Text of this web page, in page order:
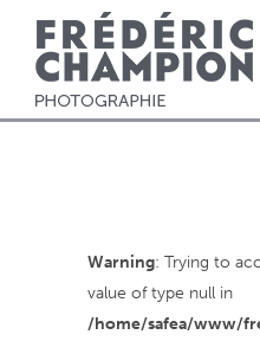
Warning: Trying to
value of type null in
/home/safea/www/